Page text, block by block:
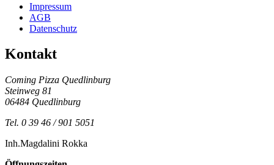
Impressum
AGB
Datenschutz
Kontakt
Coming Pizza Quedlinburg
Steinweg 81
06484 Quedlinburg
Tel. 0 39 46 / 901 5051
Inh.Magdalini Rokka